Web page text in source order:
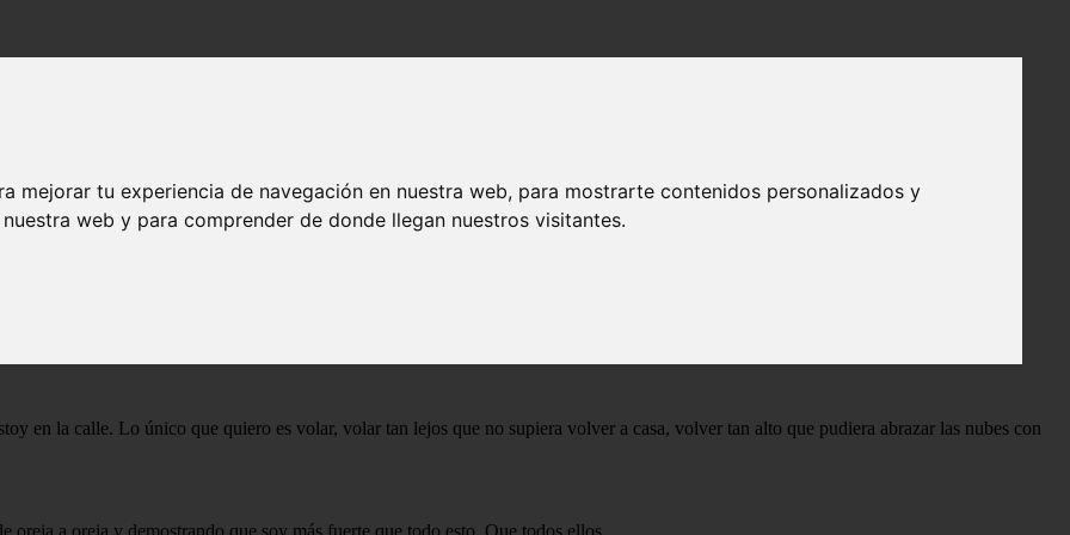
mejorar tu experiencia de navegación en nuestra web, para mostrarte contenidos personalizados y
web y para comprender de donde llegan nuestros visitantes.
nadie me vigile. Quiero ser yo misma.
Quiero cantar a pleno pulmón bajo la lluvia.
en la calle. Lo único que quiero es volar, volar tan lejos que no supiera volver a casa, volver tan alto que pudiera abrazar las nubes con
a oreja y demostrando que soy más fuerte que todo esto. Que todos ellos.